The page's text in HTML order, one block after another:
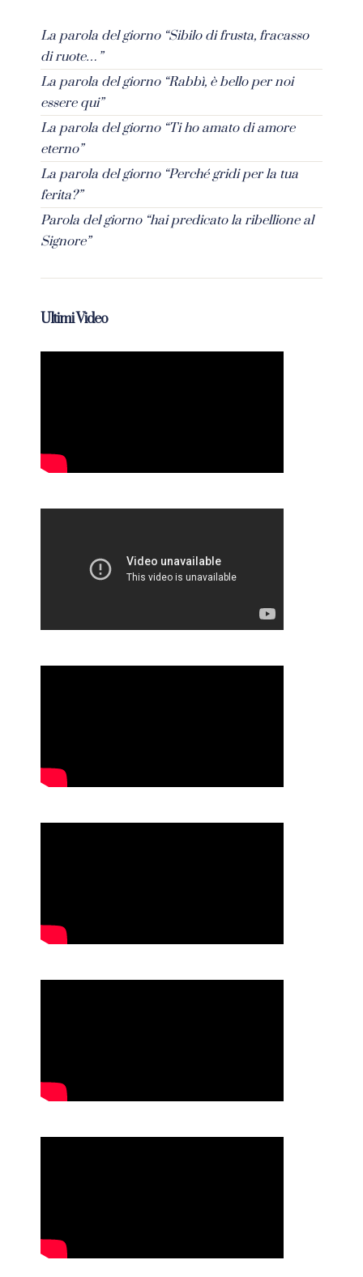
La parola del giorno “Sibilo di frusta, fracasso
di ruote…”
La parola del giorno “Rabbì, è bello per noi
essere qui”
La parola del giorno “Ti ho amato di amore
eterno”
La parola del giorno “Perché gridi per la tua
ferita?”
Parola del giorno “hai predicato la ribellione al
Signore”
Ultimi Video